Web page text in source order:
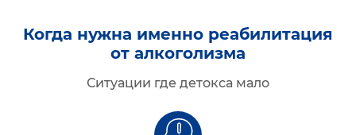
Когда нужна именно реабилитация
от алкоголизма
Ситуации где детокса мало